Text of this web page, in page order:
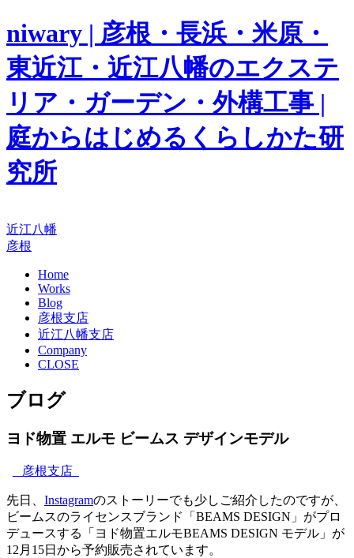
niwary | 彦根・長浜・米原・
東近江・近江八幡のエクステ
リア・ガーデン・外構工事 |
庭からはじめるくらしかた研
究所
近江八幡
彦根
Home
Works
Blog
彦根支店
近江八幡支店
Company
CLOSE
ブログ
ヨド物置 エルモ ビームス デザインモデル
彦根支店
先日、 Instagramのストーリーでも少しご紹介したのですが、
ビームスのライセンスブランド「BEAMS DESIGN」がプロ
デュースする「ヨド物置エルモBEAMS DESIGN モデル」が
12月15日から予約販売されています。